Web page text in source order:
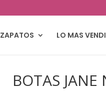
ZAPATOS LO MAS
BOTAS JANE